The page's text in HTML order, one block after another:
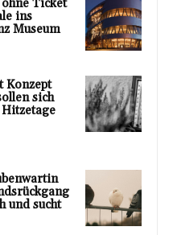
Ticket
ins
Museum
Konzept
sich
und sucht